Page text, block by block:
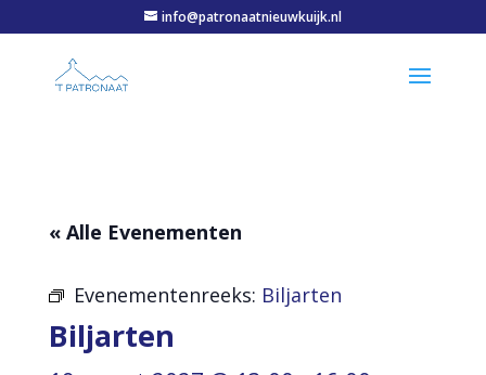
info@patronaatnieuwkuijk.nl
« Alle Evenementen
Evenementenreeks: Biljarten
Biljarten